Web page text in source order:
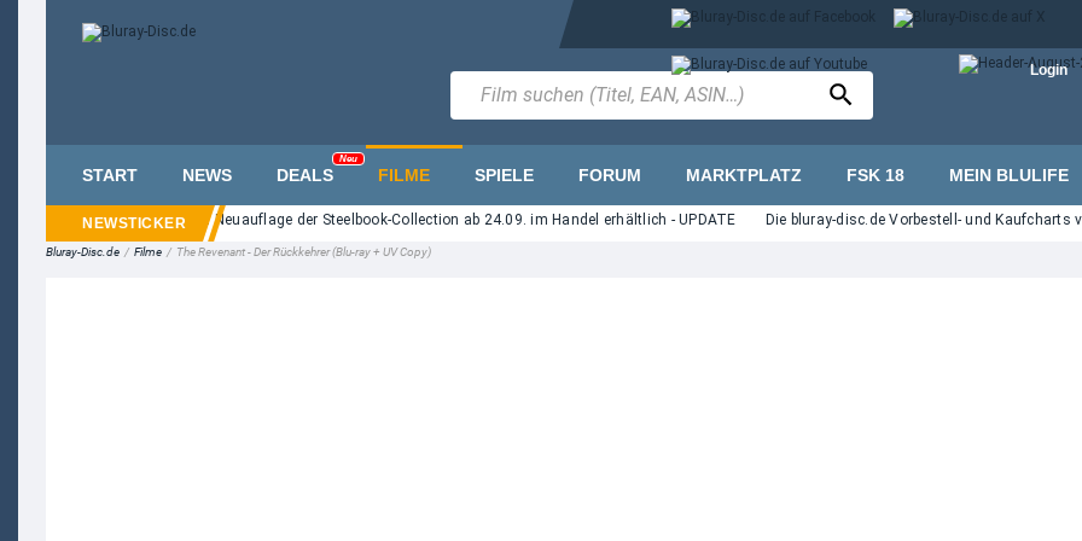
Login
START NEWS DEALS
Neu
FILME SPIELE FORUM MARKTPLATZ FSK 18 MEIN BLULIFE
Street" auf UHD Blu-ray: Neuauflage der Steelbook-Collection ab 24.09. im Handel erhältlich - UPDATE Die bluray-disc.de Vorbestell- und Kaufcharts vom
Bluray-Disc.de / Filme / The Revenant - Der Rückkehrer (Blu-ray + UV Copy)